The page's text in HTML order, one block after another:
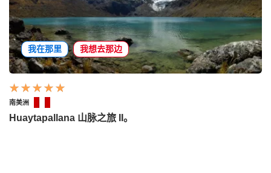
我在那里 我想去那边
南美洲
Huaytapallana 山脉之旅 II。